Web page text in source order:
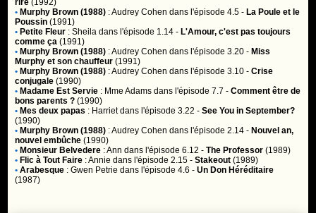
rire (1992)
• Murphy Brown (1988) :Audrey Cohen dans l'épisode 4.5 - La Poule et le
Poussin (1991)
• Petite Fleur :Sheila dans l'épisode 1.14 - L'Amour, c'est pas toujours
comme ça (1991)
• Murphy Brown (1988) :Audrey Cohen dans l'épisode 3.20 - Miss
Murphy et son chauffeur (1991)
• Murphy Brown (1988) :Audrey Cohen dans l'épisode 3.10 -Crise
conjugale (1990)
• Madame Est Servie : Mme Adams dans l'épisode 7.7 -Comment être de
bons parents ? (1990)
• Mes deux papas : Harrietdans l'épisode 3.22 -See You in September?
(1990)
• Murphy Brown (1988) :Audrey Cohen dans l'épisode 2.14 - Nouvel an,
nouvel embûche (1990)
• Monsieur Belvedere :Ann dans l'épisode 6.12 -The Professor (1989)
• Flic à Tout Faire :Annie dans l'épisode 2.15 -Stakeout (1989)
• Arabesque :Gwen Petrie dans l'épisode 4.6 -Un Don Héréditaire
(1987)